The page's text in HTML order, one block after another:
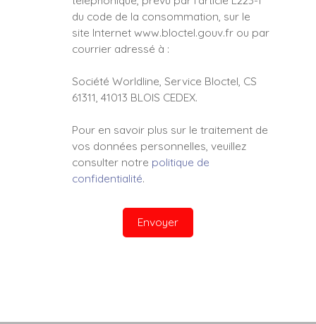
du code de la consommation, sur le
site Internet www.bloctel.gouv.fr ou par
courrier adressé à :
Société Worldline, Service Bloctel, CS
61311, 41013 BLOIS CEDEX.
Pour en savoir plus sur le traitement de
vos données personnelles, veuillez
consulter notre politique de
confidentialité.
Envoyer